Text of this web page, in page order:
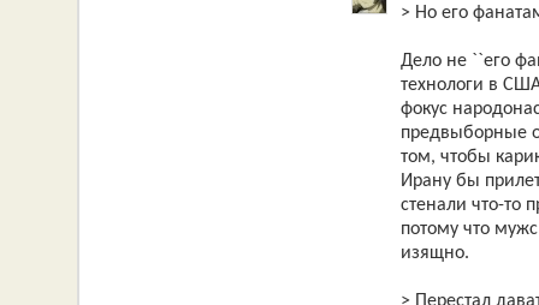
> Но его
Дело не ``его
технологи в
фокус
предвыборные
том, чтобы
Ирану бы
стенали что-то
потому что
изящно.